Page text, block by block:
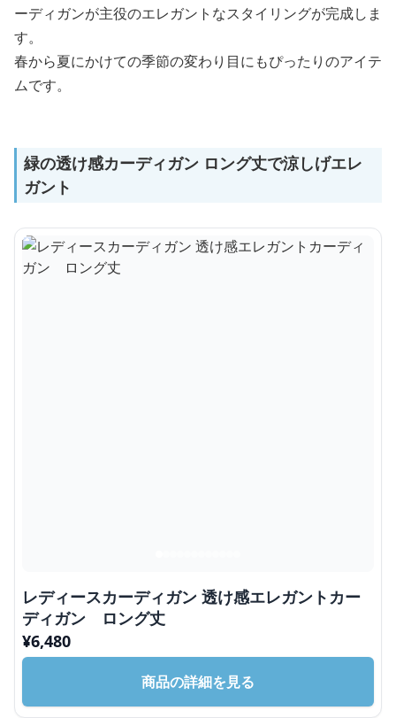
ーディガンが主役のエレガントなスタイリングが完成しま
す。
春から夏にかけての季節の変わり目にもぴったりのアイテ
ムです。
緑の透け感カーディガン ロング丈で涼しげエレ
ガント
レディースカーディガン 透け感エレガントカー
ディガン ロング丈
¥6,480
商品の詳細を見る